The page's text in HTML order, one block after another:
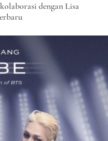
dengan Lisa